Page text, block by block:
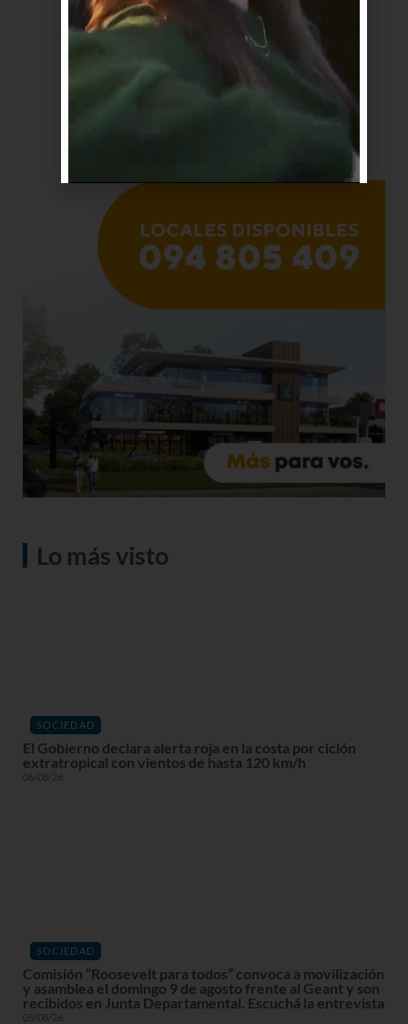
Lo más visto
SOCIEDAD
El Gobierno declara alerta roja en la costa por ciclón
extratropical con vientos de hasta 120 km/h
06/08/26
SOCIEDAD
Comisión “Roosevelt para todos” convoca a movilización
y asamblea el domingo 9 de agosto frente al Geant y son
recibidos en Junta Departamental. Escuchá la entrevista
05/08/26